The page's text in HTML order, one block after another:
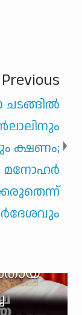
Previous
ചടങ്ങില്‍
ക്ഷണം;
മനോഹര്‍